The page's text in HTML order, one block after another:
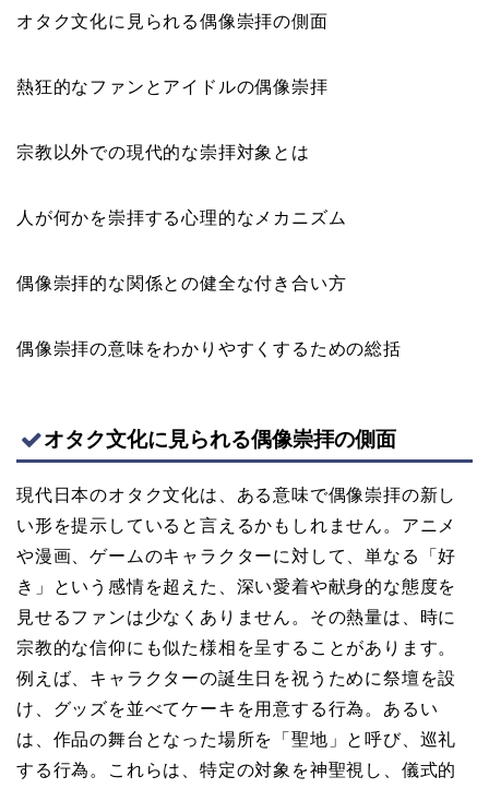
オタク文化に見られる偶像崇拝の側面
熱狂的なファンとアイドルの偶像崇拝
宗教以外での現代的な崇拝対象とは
人が何かを崇拝する心理的なメカニズム
偶像崇拝的な関係との健全な付き合い方
偶像崇拝の意味をわかりやすくするための総括
オタク文化に見られる偶像崇拝の側面
現代日本のオタク文化は、ある意味で偶像崇拝の新し
い形を提示していると言えるかもしれません。アニメ
や漫画、ゲームのキャラクターに対して、単なる「好
き」という感情を超えた、深い愛着や献身的な態度を
見せるファンは少なくありません。その熱量は、時に
宗教的な信仰にも似た様相を呈することがあります。
例えば、キャラクターの誕生日を祝うために祭壇を設
け、グッズを並べてケーキを用意する行為。あるい
は、作品の舞台となった場所を「聖地」と呼び、巡礼
する行為。これらは、特定の対象を神聖視し、儀式的